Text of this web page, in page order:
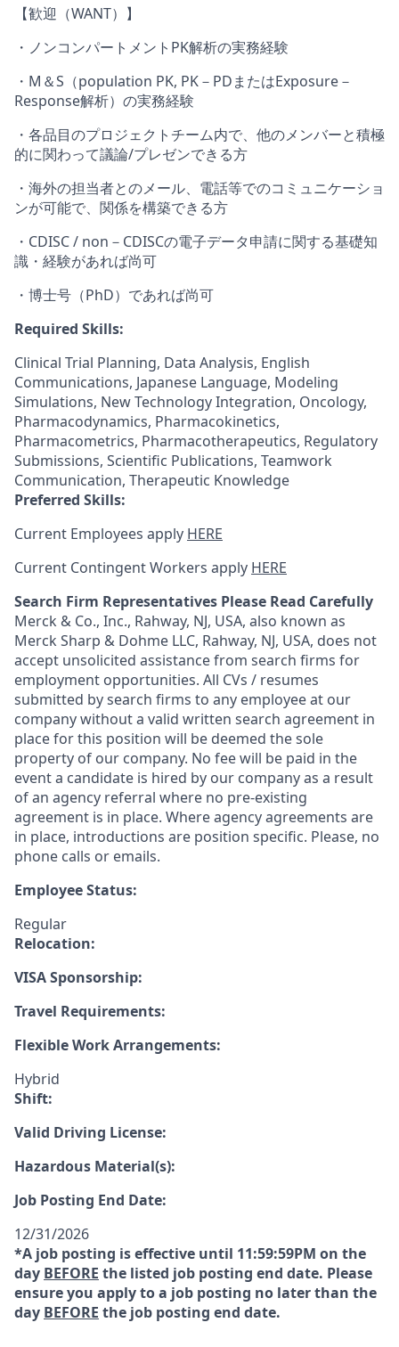
【歓迎（WANT）】
・ノンコンパートメントPK解析の実務経験
・M＆S（population PK, PK－PDまたはExposure－
Response解析）の実務経験
・各品目のプロジェクトチーム内で、他のメンバーと積極
的に関わって議論/プレゼンできる方
・海外の担当者とのメール、電話等でのコミュニケーショ
ンが可能で、関係を構築できる方
・CDISC / non－CDISCの電子データ申請に関する基礎知
識・経験があれば尚可
・博士号（PhD）であれば尚可
Required Skills:
Clinical Trial Planning, Data Analysis, English
Communications, Japanese Language, Modeling
Simulations, New Technology Integration, Oncology,
Pharmacodynamics, Pharmacokinetics,
Pharmacometrics, Pharmacotherapeutics, Regulatory
Submissions, Scientific Publications, Teamwork
Communication, Therapeutic Knowledge
Preferred Skills:
Current Employees apply HERE
Current Contingent Workers apply HERE
Search Firm Representatives Please Read Carefully
Merck & Co., Inc., Rahway, NJ, USA, also known as
Merck Sharp & Dohme LLC, Rahway, NJ, USA, does not
accept unsolicited assistance from search firms for
employment opportunities. All CVs / resumes
submitted by search firms to any employee at our
company without a valid written search agreement in
place for this position will be deemed the sole
property of our company. No fee will be paid in the
event a candidate is hired by our company as a result
of an agency referral where no pre-existing
agreement is in place. Where agency agreements are
in place, introductions are position specific. Please, no
phone calls or emails.
Employee Status:
Regular
Relocation:
VISA Sponsorship:
Travel Requirements:
Flexible Work Arrangements:
Hybrid
Shift:
Valid Driving License:
Hazardous Material(s):
Job Posting End Date:
12/31/2026
*A job posting is effective until 11:59:59PM on the
day BEFORE the listed job posting end date. Please
ensure you apply to a job posting no later than the
day BEFORE the job posting end date.